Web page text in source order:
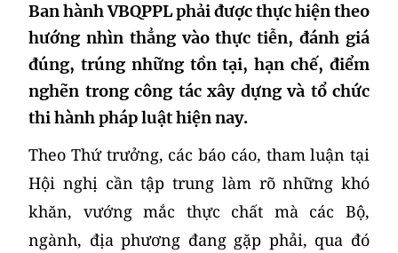
Ban hành VBQPPL phải được thực hiện theo
hướng nhìn thẳng vào thực tiễn, đánh giá
đúng, trúng những tồn tại, hạn chế, điểm
nghẽn trong công tác xây dựng và tổ chức
thi hành pháp luật hiện nay.
Theo Thứ trưởng, các báo cáo, tham luận tại
Hội nghị cần tập trung làm rõ những khó
khăn, vướng mắc thực chất mà các Bộ,
ngành, địa phương đang gặp phải, qua đó